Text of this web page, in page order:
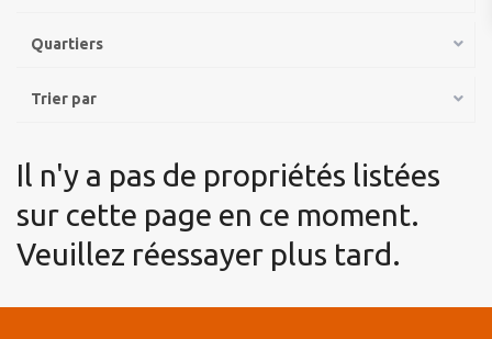
Quartiers
Trier par
Il n'y a pas de propriétés listées
sur cette page en ce moment.
Veuillez réessayer plus tard.